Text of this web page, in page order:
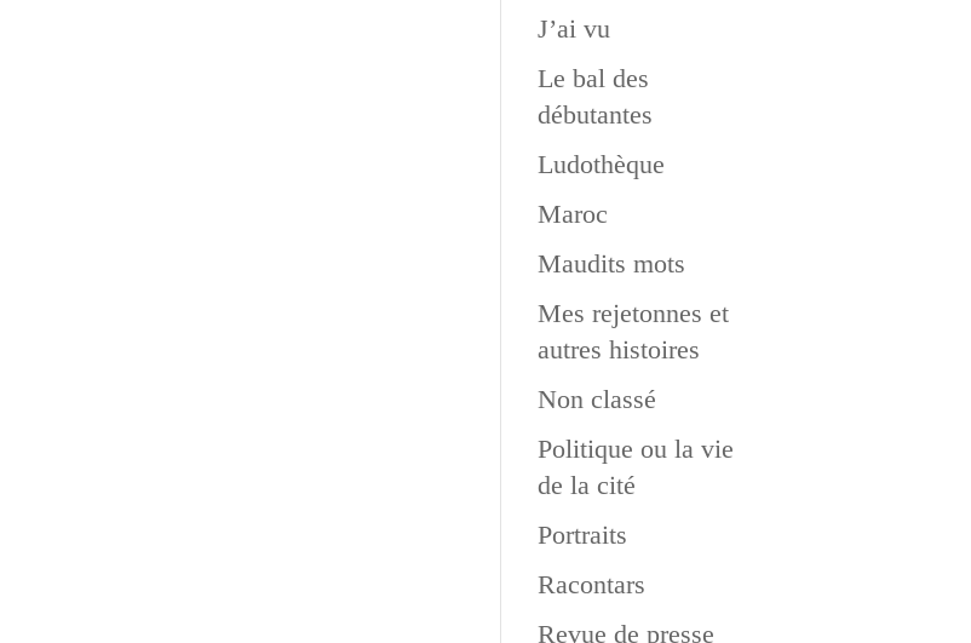
J’ai vu
Le bal des
débutantes
Ludothèque
Maroc
Maudits mots
Mes rejetonnes et
autres histoires
Non classé
Politique ou la vie
de la cité
Portraits
Racontars
Revue de presse